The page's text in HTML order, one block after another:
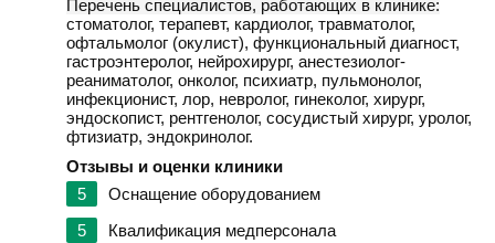
Перечень специалистов, работающих в клинике:
стоматолог, терапевт, кардиолог, травматолог,
офтальмолог (окулист), функциональный диагност,
гастроэнтеролог, нейрохирург, анестезиолог-
реаниматолог, онколог, психиатр, пульмонолог,
инфекционист, лор, невролог, гинеколог, хирург,
эндоскопист, рентгенолог, сосудистый хирург, уролог,
фтизиатр, эндокринолог.
Отзывы и оценки клиники
5
Оснащение оборудованием
5
Квалификация медперсонала